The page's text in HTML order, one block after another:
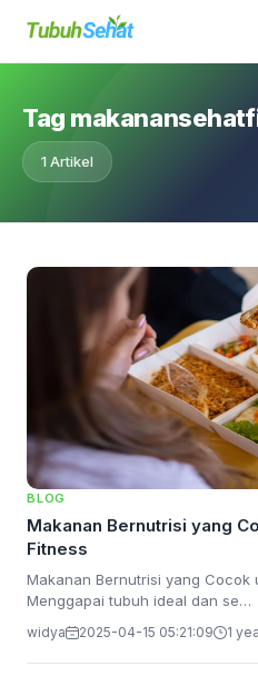
Tag
1 Artikel
BLOG
Makanan Bernutrisi yang
Fitness
Makanan Bernutrisi yang Cocok
Menggapai tubuh ideal dan se…
widya 2025-04-15 05:21:09 1